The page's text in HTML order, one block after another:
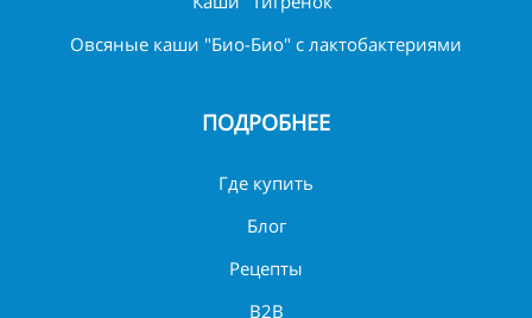
Овсяные каши "Био-Био" с лактобактериями
ПОДРОБНЕЕ
Где купить
Блог
Рецепты
B2B